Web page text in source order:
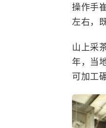
操作手
左右，
山上采
年，当
可加工